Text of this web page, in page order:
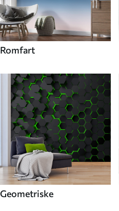
Romfart
Geometriske